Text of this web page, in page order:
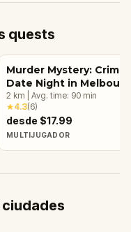
quests
Murder Mystery: Crime
Date Night in
2 km Avg. time: 90 min
★4.3(6)
desde $17.99
MULTIJUGADOR